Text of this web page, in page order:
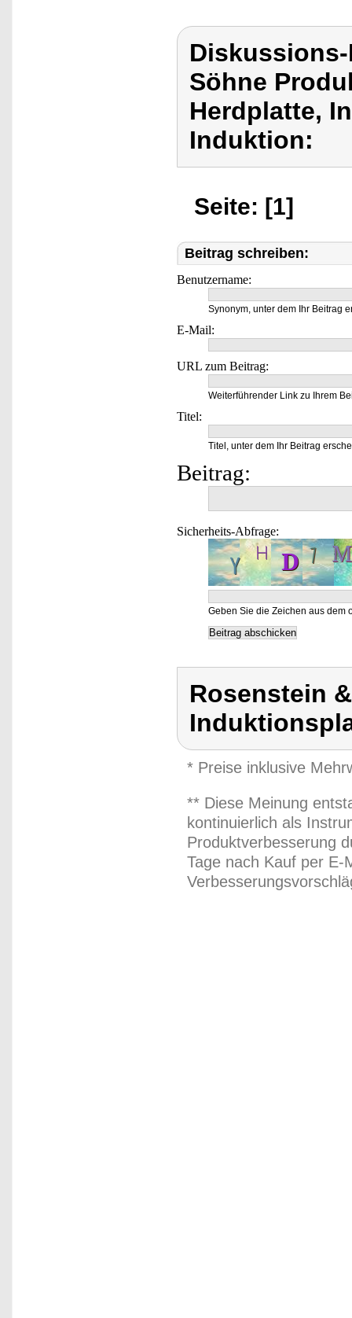
Söhne
Herdplatte,
Induktion:
Seite: [1]
Beitrag schreiben:
Benutzername:
Synonym, unter dem Ihr Beitrag
E-Mail:
URL zum Beitrag:
Weiterführender Link zu Ihrem
Titel:
Titel, unter dem Ihr Beitrag
Beitrag:
Sicherheits-Abfrage:
Geben Sie die Zeichen aus dem
Rosenstein
* Preise inklusive
** Diese Meinung
kontinuierlich als
Produktverbesserung
Tage nach Kauf per E-